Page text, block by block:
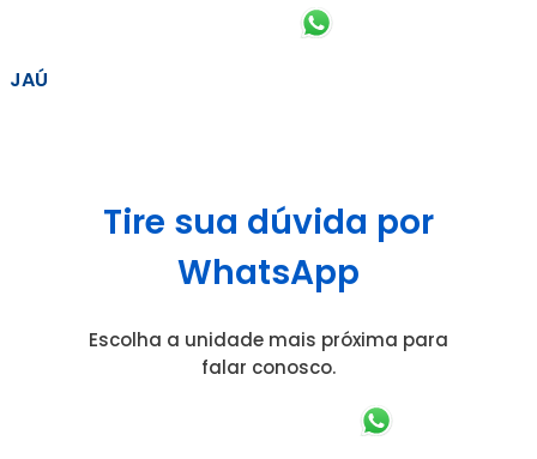
JAÚ
Tire sua dúvida por
WhatsApp
Escolha a unidade mais próxima para
falar conosco.